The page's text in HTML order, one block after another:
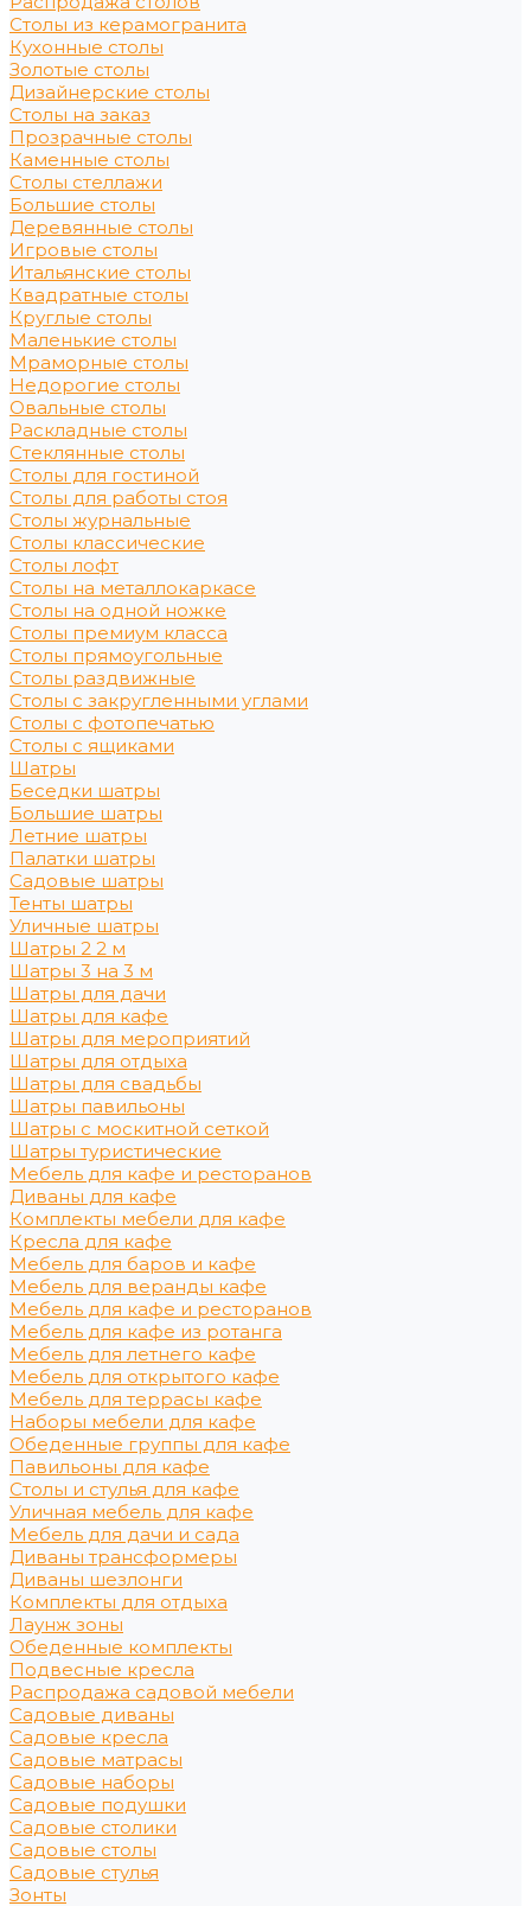
Столы из керамогранита
Кухонные столы
Золотые столы
Дизайнерские столы
Столы на заказ
Прозрачные столы
Каменные столы
Столы стеллажи
Большие столы
Деревянные столы
Игровые столы
Итальянские столы
Квадратные столы
Круглые столы
Маленькие столы
Мраморные столы
Недорогие столы
Овальные столы
Раскладные столы
Стеклянные столы
Столы для гостиной
Столы для работы стоя
Столы журнальные
Столы классические
Столы лофт
Столы на металлокаркасе
Столы на одной ножке
Столы премиум класса
Столы прямоугольные
Столы раздвижные
Столы с закругленными углами
Столы с фотопечатью
Столы с ящиками
Шатры
Беседки шатры
Большие шатры
Летние шатры
Палатки шатры
Садовые шатры
Тенты шатры
Уличные шатры
Шатры 2 2 м
Шатры 3 на 3 м
Шатры для дачи
Шатры для кафе
Шатры для мероприятий
Шатры для отдыха
Шатры для свадьбы
Шатры павильоны
Шатры с москитной сеткой
Шатры туристические
Мебель для кафе и ресторанов
Диваны для кафе
Комплекты мебели для кафе
Кресла для кафе
Мебель для баров и кафе
Мебель для веранды кафе
Мебель для кафе и ресторанов
Мебель для кафе из ротанга
Мебель для летнего кафе
Мебель для открытого кафе
Мебель для террасы кафе
Наборы мебели для кафе
Обеденные группы для кафе
Павильоны для кафе
Столы и стулья для кафе
Уличная мебель для кафе
Мебель для дачи и сада
Диваны трансформеры
Диваны шезлонги
Комплекты для отдыха
Лаунж зоны
Обеденные комплекты
Подвесные кресла
Распродажа садовой мебели
Садовые диваны
Садовые кресла
Садовые матрасы
Садовые наборы
Садовые подушки
Садовые столики
Садовые столы
Садовые стулья
Зонты